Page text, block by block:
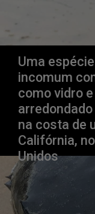
Uma
incomum
como vidro
na costa de
Califórnia,
Unidos